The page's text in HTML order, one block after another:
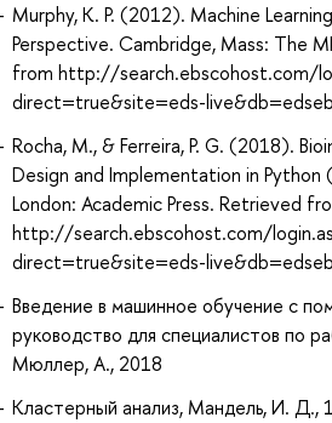
Murphy, K. P. (2012). Machine
Perspective. Cambridge, Mass: The
from http://search.ebscohost.com/
direct=true&site=eds-
Rocha, M., & Ferreira, P. G. (2018).
Design and Implementation in Python
London: Academic Press. Retrieved
http://search.ebscohost.com/
direct=true&site=eds-
Введение в машинное обучение с
руководство для специалистов по
Мюллер, А., 2018
Кластерный анализ, Мандель, И. Д.,